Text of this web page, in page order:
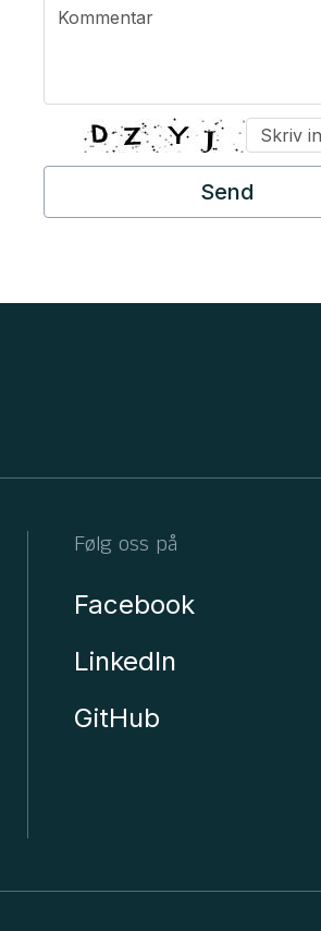
Følg oss på
Facebook
LinkedIn
GitHub